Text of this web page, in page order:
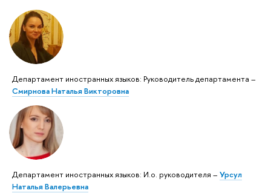
Департамент иностранных языков: Руководитель департамента –
Смирнова Наталья Викторовна
Департамент иностранных языков: И.о. руководителя – Урсул
Наталья Валерьевна